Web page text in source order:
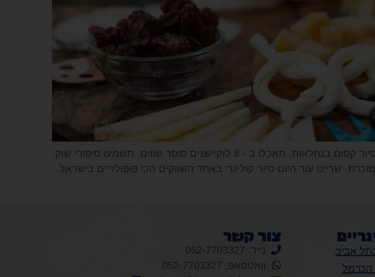
אצלנו מקבלים יותר! בואו לסיור קולינרי בשוק מחנה יהודה + סיור קסום בנחלאות. תאכלו ב - 8 לוקיישנים סופר שווים, תשמעו סיפורי שוק
שריינו עוד היום סיור קולינרי באחד השווקים הכי פופולריים בישראל.
בתל אביב
הכרמל
צור קשר
נייד: 052-7703327
וואטסאפ: 052-7703327